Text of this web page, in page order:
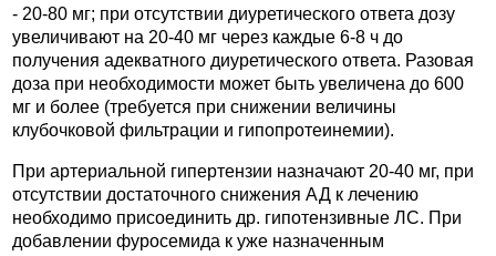
- 20-80 мг; при отсутствии диуретического ответа дозу
увеличивают на 20-40 мг через каждые 6-8 ч до
получения адекватного диуретического ответа. Разовая
доза при необходимости может быть увеличена до 600
мг и более (требуется при снижении величины
клубочковой фильтрации и гипопротеинемии).
При артериальной гипертензии назначают 20-40 мг, при
отсутствии достаточного снижения АД к лечению
необходимо присоединить др. гипотензивные ЛС. При
добавлении фуросемида к уже назначенным